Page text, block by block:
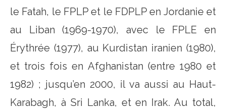
le Fatah, le FPLP et le FDPLP en Jordanie et
au Liban (1969-1970), avec le FPLE en
Érythrée (1977), au Kurdistan iranien (1980),
et trois fois en Afghanistan (entre 1980 et
1982) ; jusqu’en 2000, il va aussi au Haut-
Karabagh, à Sri Lanka, et en Irak. Au total,